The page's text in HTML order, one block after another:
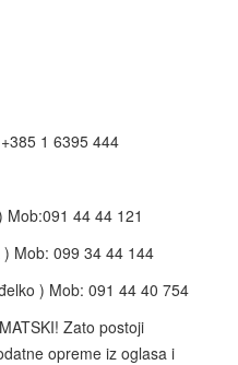
1 6395 444
Mob:091 44 44 121
) Mob: 099 34 44 144
) Mob: 091 44 40 754
Zato postoji
opreme iz oglasa i